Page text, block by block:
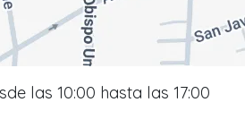
las 10:00 hasta las 17:00